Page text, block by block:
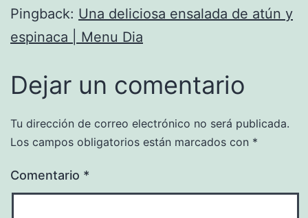
Pingback: Una deliciosa ensalada de atún y
espinaca | Menu Dia
Dejar un comentario
Tu dirección de correo electrónico no será publicada.
Los campos obligatorios están marcados con *
Comentario *